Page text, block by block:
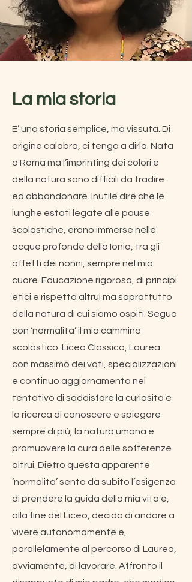
La mia storia
E’ una storia semplice, ma vissuta. Di
origine calabra, ci tengo a dirlo. Nata
a Roma ma l’imprinting dei colori e
della natura sono difficili da tradire
ed abbandonare. Inutile dire che le
lunghe estati legate alle pause
scolastiche, erano immerse nelle
acque profonde dello Ionio, tra gli
affetti dei nonni, sempre nel mio
cuore. Educazione rigorosa, di principi
etici e rispetto altrui ma soprattutto
della natura di cui siamo ospiti. Seguo
con ‘normalità’ il mio cammino
scolastico. Liceo Classico, Laurea
con massimo dei voti, specializzazioni
e continuo aggiornamento nel
tentativo di soddisfare la curiosità e
la ricerca di conoscere e spiegare
sempre di più, la natura umana e
promuovere la cura delle sofferenze
altrui. Dietro questa apparente
‘normalità’ sento da subito l’esigenza
di prendere la guida della mia vita e,
alla fine del Liceo, decido di andare a
vivere autonomamente e,
parallelamente al percorso di Laurea,
ovviamente, di lavorare. Affronto il